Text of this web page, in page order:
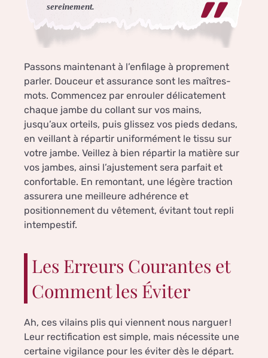
sereinement.
Passons maintenant à l’enfilage à proprement
parler. Douceur et assurance sont les maîtres-
mots. Commencez par enrouler délicatement
chaque jambe du collant sur vos mains,
jusqu’aux orteils, puis glissez vos pieds dedans,
en veillant à répartir uniformément le tissu sur
votre jambe. Veillez à bien répartir la matière sur
vos jambes, ainsi l’ajustement sera parfait et
confortable. En remontant, une légère traction
assurera une meilleure adhérence et
positionnement du vêtement, évitant tout repli
intempestif.
Les Erreurs Courantes et
Comment les Éviter
Ah, ces vilains plis qui viennent nous narguer !
Leur rectification est simple, mais nécessite une
certaine vigilance pour les éviter dès le départ.